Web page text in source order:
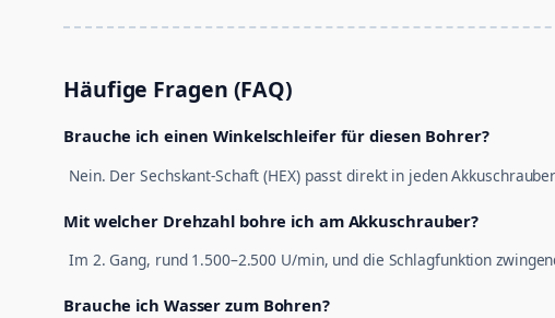
Häufige Fragen (FAQ)
Brauche ich einen Winkelschleifer für diesen Bohrer?
Nein. Der Sechskant-Schaft (HEX) passt direkt in jeden
Mit welcher Drehzahl bohre ich am Akkuschrauber?
Im 2. Gang, rund 1.500–2.500 U/min, und die Schlagfunktion
Brauche ich Wasser zum Bohren?